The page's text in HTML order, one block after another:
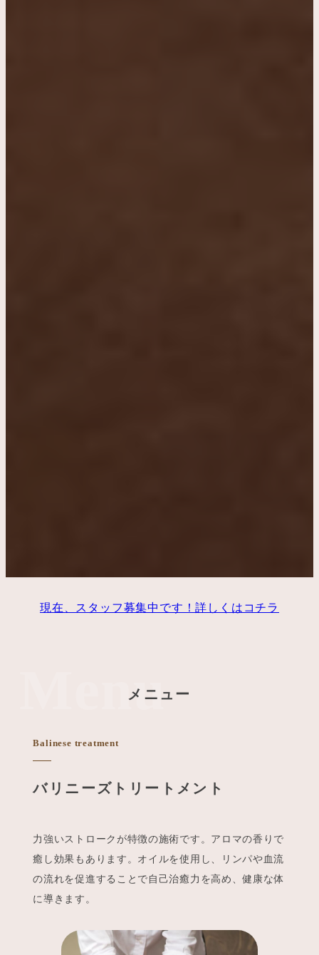
現在、スタッフ募集中です！詳しくはコチラ
Menu
メニュー
Balinese treatment
バリニーズトリートメント
力強いストロークが特徴の施術です。アロマの香りで
癒し効果もあります。オイルを使用し、リンパや血流
の流れを促進することで自己治癒力を高め、健康な体
に導きます。